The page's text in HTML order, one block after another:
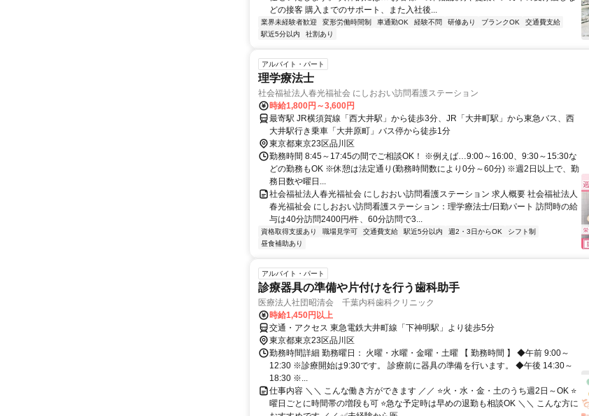
どの接客 購入までのサポート、また入社後...
業界未経験者歓迎 変形労働時間制 車通勤OK 経験不問 研修あり ブランクOK
交通費支給
駅近5分以内
社割あり
アルバイト・パート
理学療法士
社会福祉法人春光福祉会 にしおおい訪問看護ステーション
時給1,800円～3,600円
最寄駅 JR横須賀線「西大井駅」から徒歩3分、JR「大井町駅」から東急バス、西
大井駅行き乗車「大井原町」バス停から徒歩1分
東京都東京23区品川区
勤務時間 8:45～17:45の間でご相談OK！ ※例えば…9:00～16:00、9:30～15:30な
どの勤務もOK ※休憩は法定通り(勤務時間数により0分～60分) ※週2日以上で、勤
務日数や曜日...
社会福祉法人春光福祉会 にしおおい訪問看護ステーション 求人概要 社会福祉法人
春光福祉会 にしおおい訪問看護ステーション：理学療法士/日勤パート 訪問時の給
与は40分訪問2400円/件、60分訪問で3...
資格取得支援あり 職場見学可 交通費支給 駅近5分以内 週2・3日からOK
シフト制
昼食補助あり
アルバイト・パート
診療器具の準備や片付けを行う歯科助手
医療法人社団昭清会 千葉内科歯科クリニック
時給1,450円以上
交通・アクセス 東急電鉄大井町線「下神明駅」より徒歩5分
東京都東京23区品川区
勤務時間詳細 勤務曜日： 火曜・水曜・金曜・土曜 【 勤務時間 】 ◆午前 9:00～
12:30 ※診療開始は9:30です。 診療前に器具の準備を行います。 ◆午後 14:30～
18:30 ※...
仕事内容 ＼＼ こんな働き方ができます ／／ ⭐火・水・金・土のうち週2日～OK ⭐
曜日ごとに時間帯の増段も可 ⭐急な予定時は早めの退勤も相談OK ＼＼ こんな方に